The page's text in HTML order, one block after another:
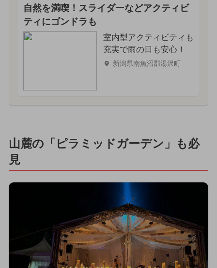
自然を満喫！スライダーなどアクティビ
ティにゴンドラも
室内型アクティビティも
充実で雨の日も安心！
新潟県南魚沼郡湯沢町
山麓の「ピラミッドガーデン」も必
見